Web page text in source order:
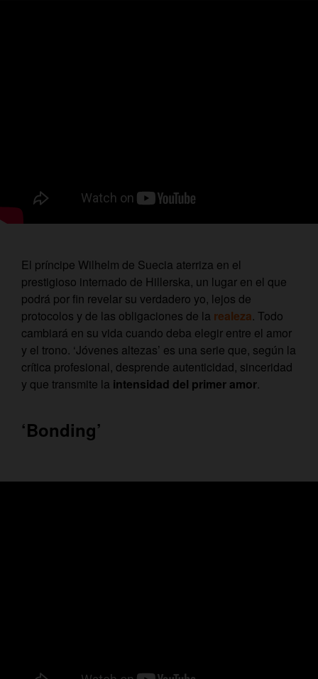
El príncipe Wilhelm de Suecia aterriza en el
prestigioso internado de Hillerska, un lugar en el que
podrá por fin revelar su verdadero yo, lejos de
protocolos y de las obligaciones de la realeza. Todo
cambiará en su vida cuando deba elegir entre el amor
y el trono. ‘Jóvenes altezas’ es una serie que, según la
crítica profesional, desprende autenticidad, sinceridad
y que transmite la intensidad del primer amor.
‘Bonding’